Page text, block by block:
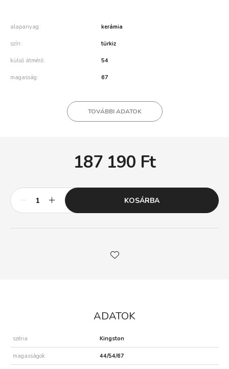
alapanyag kerámia
szín türkiz
külső átmérő 54
magasság 67
TOVÁBBI ADATOK
187 190 Ft
KOSÁRBA
ADATOK
széria Kingston
magasságok 44/54/67